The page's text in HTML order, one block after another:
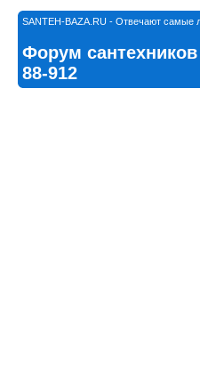
SANTEH-BAZA.RU - Отвечают самые
Форум
88-912